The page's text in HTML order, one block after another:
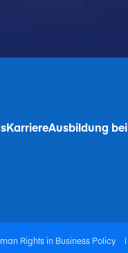
KarriereAusbildung
Rights in Business Policy |